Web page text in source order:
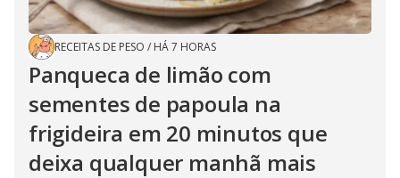
RECEITAS DE PESO / HÁ 7 HORAS
Panqueca de limão com
sementes de papoula na
frigideira em 20 minutos que
deixa qualquer manhã mais